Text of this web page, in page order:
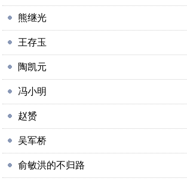
熊继光
王存玉
陶凯元
冯小明
赵赟
吴军桥
俞敏洪的不归路